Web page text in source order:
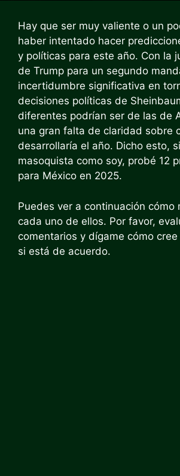
Hay que ser muy valiente o un
haber intentado hacer
y políticas para este año. Con la
de Trump para un segundo
incertidumbre significativa en
decisiones políticas de
diferentes podrían ser de las de
una gran falta de claridad sobre
desarrollaría el año. Dicho esto,
masoquista como soy, probé 12
para México en 2025.
Puedes ver a continuación cómo
cada uno de ellos. Por favor,
comentarios y dígame cómo
si está de acuerdo.